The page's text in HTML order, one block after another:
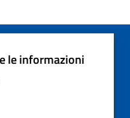
le informazioni